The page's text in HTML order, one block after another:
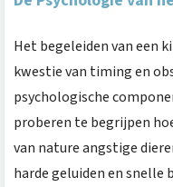
Het begeleiden van een
kwestie van timing en
psychologische
proberen te begrijpen
van nature angstige
harde geluiden en snelle